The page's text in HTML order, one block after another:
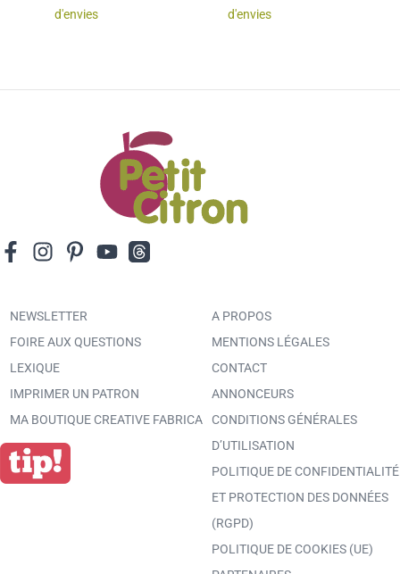
d'envies
d'envies
NEWSLETTER
FOIRE AUX QUESTIONS
LEXIQUE
IMPRIMER UN PATRON
MA BOUTIQUE CREATIVE FABRICA
A PROPOS
MENTIONS LÉGALES
CONTACT
ANNONCEURS
CONDITIONS GÉNÉRALES
D’UTILISATION
POLITIQUE DE CONFIDENTIALITÉ
ET PROTECTION DES DONNÉES
(RGPD)
POLITIQUE DE COOKIES (UE)